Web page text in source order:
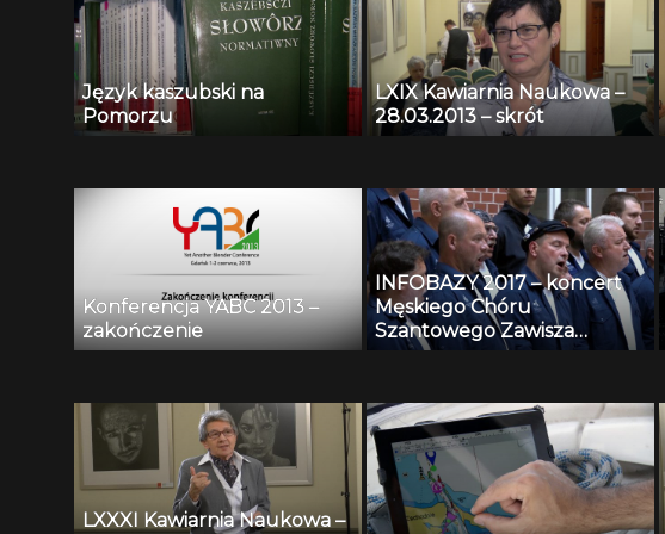
Język kaszubski na
Pomorzu
LXIX Kawiarnia Naukowa –
28.03.2013 – skrót
Konferencja YABC 2013 –
zakończenie
INFOBAZY 2017 – koncert
Męskiego Chóru
Szantowego Zawisza
Czarny
LXXXI Kawiarnia Naukowa –